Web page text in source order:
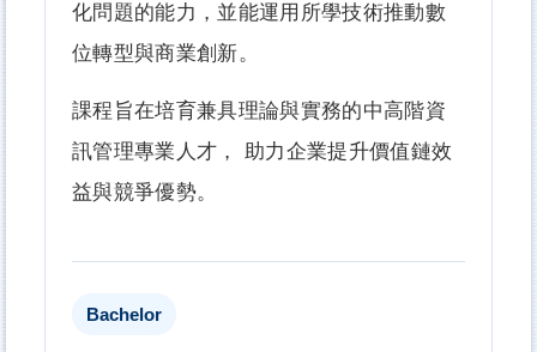
化問題的能力，並能運用所學技術推動數
位轉型與商業創新。
課程旨在培育兼具理論與實務的中高階資
訊管理專業人才， 助力企業提升價值鏈效
益與競爭優勢。
Bachelor